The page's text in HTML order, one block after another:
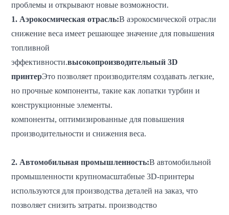
проблемы и открывают новые возможности.
1. Аэрокосмическая отрасль:В аэрокосмической отрасли
снижение веса имеет решающее значение для повышения
топливной
эффективности.высокопроизводительный3D
принтерЭто позволяет производителям создавать легкие,
но прочные компоненты, такие как лопатки турбин и
конструкционные элементы.
компоненты, оптимизированные для повышения
производительности и снижения веса.
2. Автомобильная промышленность:В автомобильной
промышленности крупномасштабные 3D-принтеры
используются для производства деталей на заказ, что
позволяет снизить затраты.производство